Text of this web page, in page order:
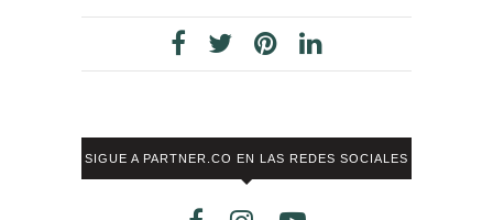
SIGUE A PARTNER.CO EN LAS REDES SOCIALES